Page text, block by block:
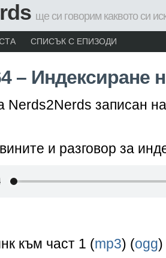
ще си говорим каквото си
СПИСЪК С ЕПИЗОДИ
– Индексиране
Nerds2Nerds записан
и разговор за
към част 1 (mp3) (ogg)